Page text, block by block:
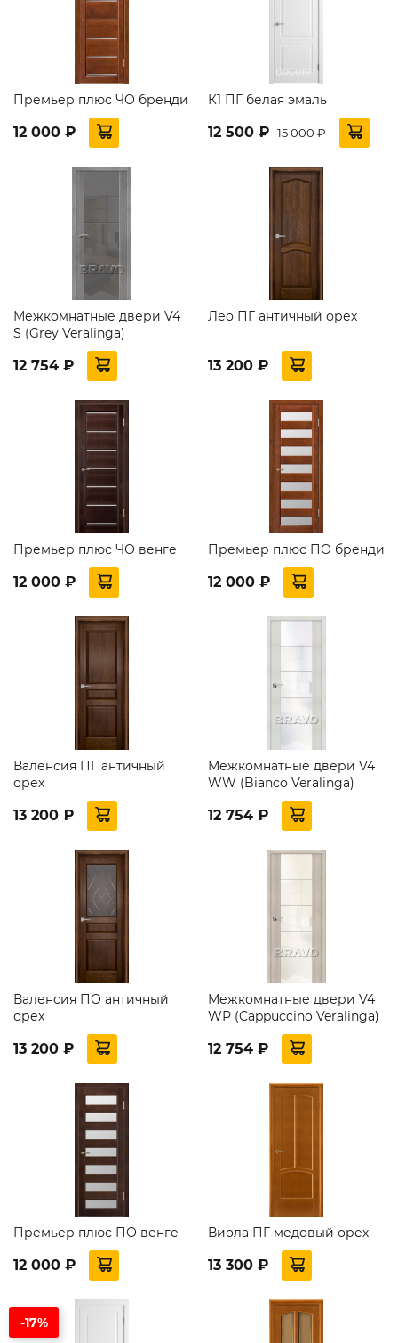
Премьер плюс ЧО бренди
12 000 ₽
К1 ПГ белая эмаль
12 500 ₽ 15 000 ₽
Межкомнатные двери V4
S (Grey Veralinga)
12 754 ₽
Лео ПГ античный орех
13 200 ₽
Премьер плюс ЧО венге
12 000 ₽
Премьер плюс ПО бренди
12 000 ₽
Валенсия ПГ античный
орех
13 200 ₽
Межкомнатные двери V4
WW (Bianco Veralinga)
12 754 ₽
Валенсия ПО античный
орех
13 200 ₽
Межкомнатные двери V4
WР (Cappuccino Veralinga)
12 754 ₽
Премьер плюс ПО венге
12 000 ₽
Виола ПГ медовый орех
13 300 ₽
-17%